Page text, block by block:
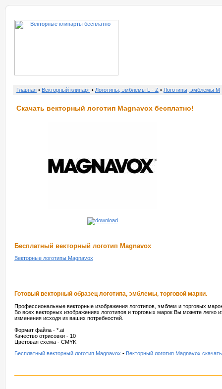
Главная • Векторный клипарт • Логотипы, эмблемы L - Z • Логотипы, эмблемы M
Скачать векторный логотип Magnavox бесплатно!
Бесплатный векторный логотип Magnavox
Векторные логотипы Magnavox
Готовый векторный образец логотипа, эмблемы, торговой марки.
Профессиональные векторные изображения логотипов, эмблем и торговых
Во всех векторных изображениях логотипов и торговых марок Вы можете легко
изменения исходя из ваших потребностей.
Формат файла - *.ai
Качество отрисовки - 10
Цветовая схема - CMYK
Бесплатный векторный логотип Magnavox • Векторный логотип Magnavox скачать